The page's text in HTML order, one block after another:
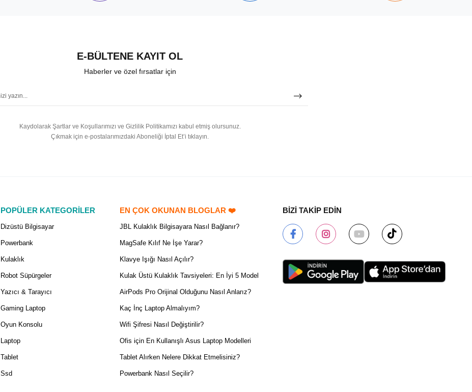
E-BÜLTENE KAYIT OL
Haberler ve özel fırsatlar için
Kaydolarak Şartlar ve Koşullarımızı ve Gizlilik Politikamızı kabul etmiş olursunuz.
Çıkmak için e-postalarımızdaki Aboneliği İptal Et’i tıklayın.
POPÜLER KATEGORİLER
Dizüstü Bilgisayar
Powerbank
Kulaklık
Robot Süpürgeler
Yazıcı & Tarayıcı
Gaming Laptop
Oyun Konsolu
Laptop
Tablet
Ssd
EN ÇOK OKUNAN BLOGLAR ❤️
JBL Kulaklık Bilgisayara Nasıl Bağlanır?
MagSafe Kılıf Ne İşe Yarar?
Klavye Işığı Nasıl Açılır?
Kulak Üstü Kulaklık Tavsiyeleri: En İyi 5 Model
AirPods Pro Orijinal Olduğunu Nasıl Anlarız?
Kaç İnç Laptop Almalıyım?
Wifi Şifresi Nasıl Değiştirilir?
Ofis için En Kullanışlı Asus Laptop Modelleri
Tablet Alırken Nelere Dikkat Etmelisiniz?
Powerbank Nasıl Seçilir?
BİZİ TAKİP EDİN